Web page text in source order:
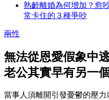
熟齡離婚為何增加？愈
常卡住的３種爭吵
兩性
無法從恩愛假象中
老公其實早有另一
當事人須離開引發憂鬱的壓力